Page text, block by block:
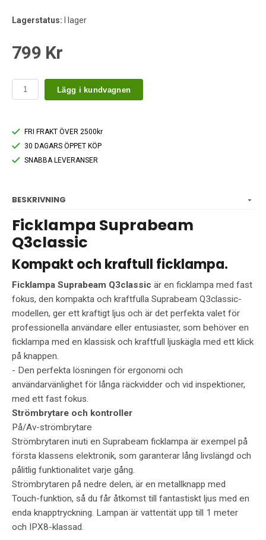
Lagerstatus: I lager
799 Kr
Lägg i kundvagnen
FRI FRAKT ÖVER 2500kr
30 DAGARS ÖPPET KÖP
SNABBA LEVERANSER
BESKRIVNING
Ficklampa Suprabeam
Q3classic
Kompakt och kraftull ficklampa.
Ficklampa Suprabeam Q3classic är en ficklampa med fast
fokus, den kompakta och kraftfulla Suprabeam Q3classic-
modellen, ger ett kraftigt ljus och är det perfekta valet för
professionella användare eller entusiaster, som behöver en
ficklampa med en klassisk och kraftfull ljuskägla med ett klick
på knappen.
- Den perfekta lösningen för ergonomi och
användarvänlighet för långa räckvidder och vid inspektioner,
med ett fast fokus.
Strömbrytare och kontroller
På/Av-strömbrytare
Strömbrytaren inuti en Suprabeam ficklampa är exempel på
första klassens elektronik, som garanterar lång livslängd och
pålitlig funktionalitet varje gång.
Strömbrytaren på nedre delen, är en metallknapp med
Touch-funktion, så du får åtkomst till fantastiskt ljus med en
enda knapptryckning. Lampan är vattentät upp till 1 meter
och IPX8-klassad.